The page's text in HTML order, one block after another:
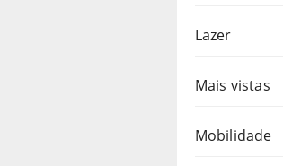
Lazer
Mais vistas
Mobilidade